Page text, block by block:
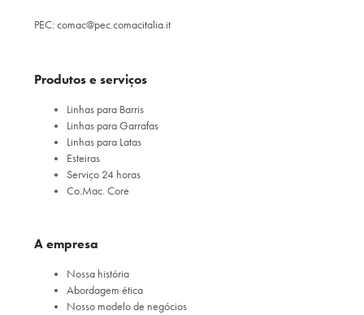
PEC: comac@pec.comacitalia.it
Produtos e serviços
Linhas para Barris
Linhas para Garrafas
Linhas para Latas
Esteiras
Serviço 24 horas
Co.Mac. Core
A empresa
Nossa história
Abordagem ética
Nosso modelo de negócios